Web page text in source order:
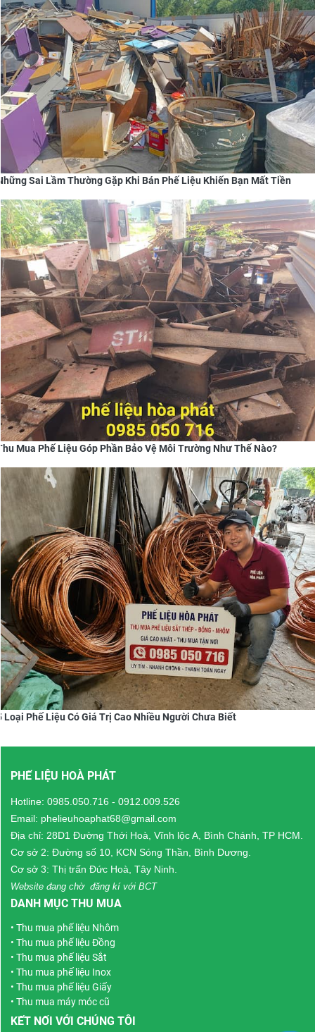
Sai Lầm Thường Gặp Khi Bán Phế Liệu Khiến Bạn Mất Tiền
Mua Phế Liệu Góp Phần Bảo Vệ Môi Trường Như Thế Nào?
Loại Phế Liệu Có Giá Trị Cao Nhiều Người Chưa Biết
PHẾ LIỆU HOÀ PHÁT
Hotline: 0985.050.716 - 0912.009.526
Email: phelieuhoaphat68@gmail.com
Địa chỉ: 28D1 Đường Thới Hoà, Vĩnh lộc A, Bình Chánh, TP HCM.
Cơ sở 2: Đường số 10, KCN Sóng Thần, Bình Dương.
Cơ sở 3: Thị trấn Đức Hoà, Tây Ninh.
Website đang chờ đăng kí với BCT
DANH MỤC THU MUA
• Thu mua phế liệu Nhôm
• Thu mua phế liệu Đồng
• Thu mua phế liệu Sắt
• Thu mua phế liệu Inox
• Thu mua phế liệu Giấy
• Thu mua máy móc cũ
KẾT NỐI VỚI CHÚNG TÔI